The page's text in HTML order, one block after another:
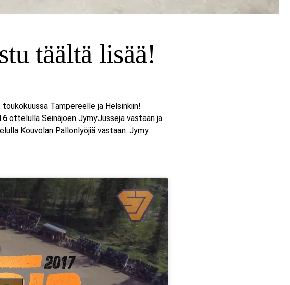
täältä lisää!
Tampereelle ja Helsinkiin!
ottelulla Seinäjoen JymyJusseja vastaan ja
Kouvolan Pallonlyöjiä vastaan. Jymy